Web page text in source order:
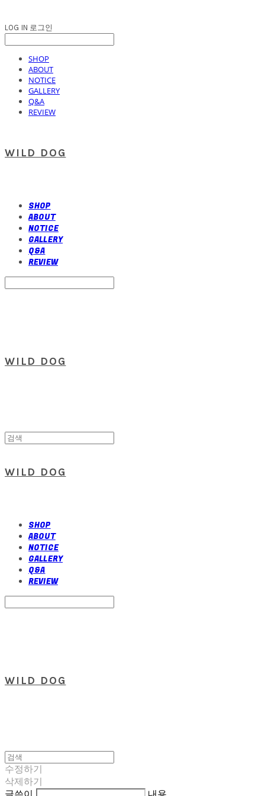
LOG IN 로그인
SHOP
ABOUT
NOTICE
GALLERY
Q&A
REVIEW
WILD DOG
SHOP
ABOUT
NOTICE
GALLERY
Q&A
REVIEW
WILD DOG
WILD DOG
SHOP
ABOUT
NOTICE
GALLERY
Q&A
REVIEW
WILD DOG
수정하기
삭제하기